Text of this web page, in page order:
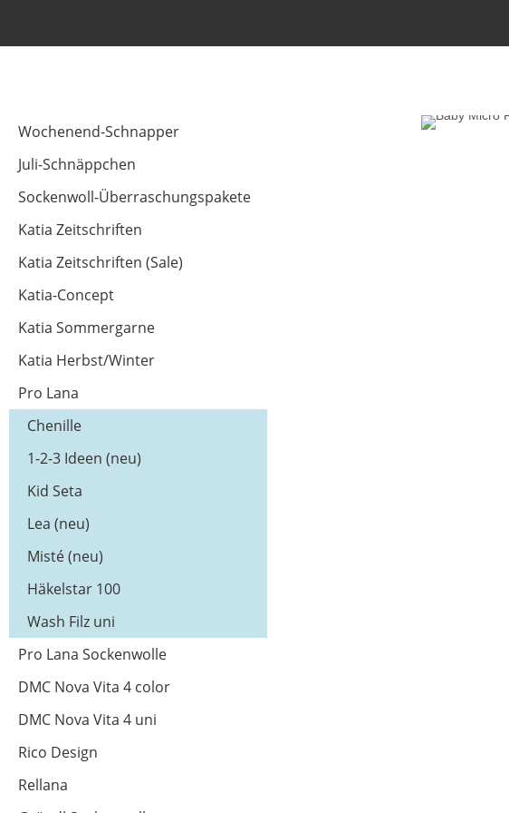
Wochenend-Schnapper
Juli-Schnäppchen
Sockenwoll-Überraschungspakete
Katia Zeitschriften
Katia Zeitschriften (Sale)
Katia-Concept
Katia Sommergarne
Katia Herbst/Winter
Pro Lana
Chenille
1-2-3 Ideen (neu)
Kid Seta
Lea (neu)
Misté (neu)
Häkelstar 100
Wash Filz uni
Pro Lana Sockenwolle
DMC Nova Vita 4 color
DMC Nova Vita 4 uni
Rico Design
Rellana